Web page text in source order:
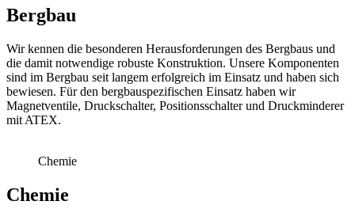
Bergbau
Wir kennen die besonderen Herausforderungen des Bergbaus und
die damit notwendige robuste Konstruktion. Unsere Komponenten
sind im Bergbau seit langem erfolgreich im Einsatz und haben sich
bewiesen. Für den bergbauspezifischen Einsatz haben wir
Magnetventile, Druckschalter, Positionsschalter und Druckminderer
mit ATEX.
Chemie
Chemie